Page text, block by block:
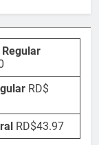
RD$
RD$43.97